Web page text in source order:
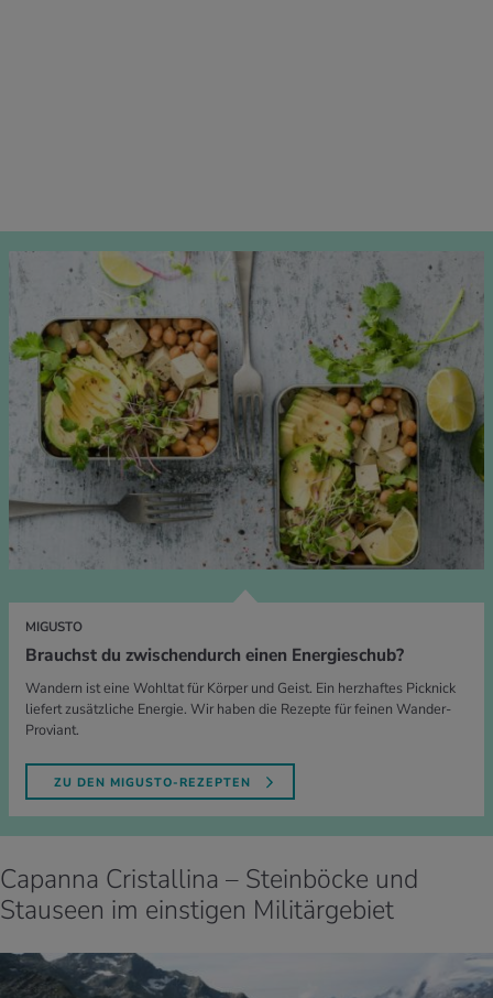
MIGUSTO
Brauchst du zwischendurch einen Energieschub?
Wandern ist eine Wohltat für Körper und Geist. Ein herzhaftes Picknick
liefert zusätzliche Energie. Wir haben die Rezepte für feinen Wander-
Proviant.
ZU DEN MIGUSTO-REZEPTEN
Capanna Cristallina – Steinböcke und
Stauseen im einstigen Militärgebiet